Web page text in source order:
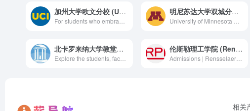
加州大学欧文分校 (UC Irvine) 明尼苏达大学双城分校 (University of Minnesota, Twin Cities)
北卡罗来纳大学教堂山分校 (UNC Chapel Hill) 伦斯勒理工学院 (Rensselaer Polytechnic Institute)
Admissions | Rensselaer Polytechnic Institute
相关